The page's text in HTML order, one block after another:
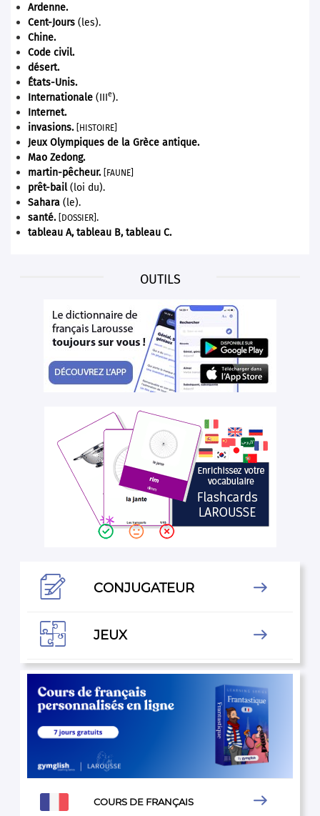
Ardenne.
Cent-Jours (les).
Chine.
Code civil.
désert.
États-Unis.
Internationale (IIIe).
Internet.
invasions.
[HISTOIRE]
Jeux Olympiques de la Grèce antique.
Mao Zedong.
martin-pêcheur. [FAUNE]
prêt-bail(loi du).
Sahara (le).
santé.
[DOSSIER].
tableau A, tableau B, tableau C.
OUTILS
 CONJUGATEUR 
 JEUX 
COURS DE FRANÇAIS 